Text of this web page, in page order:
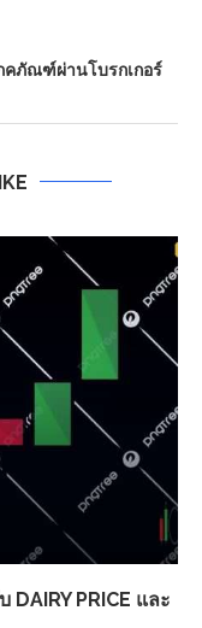
คภัณฑ์ผ่านโบรกเกอร์
PRICE และ